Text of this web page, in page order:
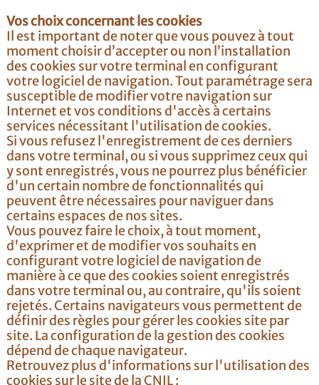
Vos choix concernant les cookies
Il est important de noter que vous pouvez à tout
moment choisir d’accepter ou non l’installation
des cookies sur votre terminal en configurant
votre logiciel de navigation. Tout paramétrage sera
susceptible de modifier votre navigation sur
Internet et vos conditions d'accès à certains
services nécessitant l'utilisation de cookies.
Si vous refusez l'enregistrement de ces derniers
dans votre terminal, ou si vous supprimez ceux qui
y sont enregistrés, vous ne pourrez plus bénéficier
d'un certain nombre de fonctionnalités qui
peuvent être nécessaires pour naviguer dans
certains espaces de nos sites.
Vous pouvez faire le choix, à tout moment,
d'exprimer et de modifier vos souhaits en
configurant votre logiciel de navigation de
manière à ce que des cookies soient enregistrés
dans votre terminal ou, au contraire, qu'ils soient
rejetés. Certains navigateurs vous permettent de
définir des règles pour gérer les cookies site par
site. La configuration de la gestion des cookies
dépend de chaque navigateur.
Retrouvez plus d'informations sur l'utilisation des
cookies sur le site de la CNIL :